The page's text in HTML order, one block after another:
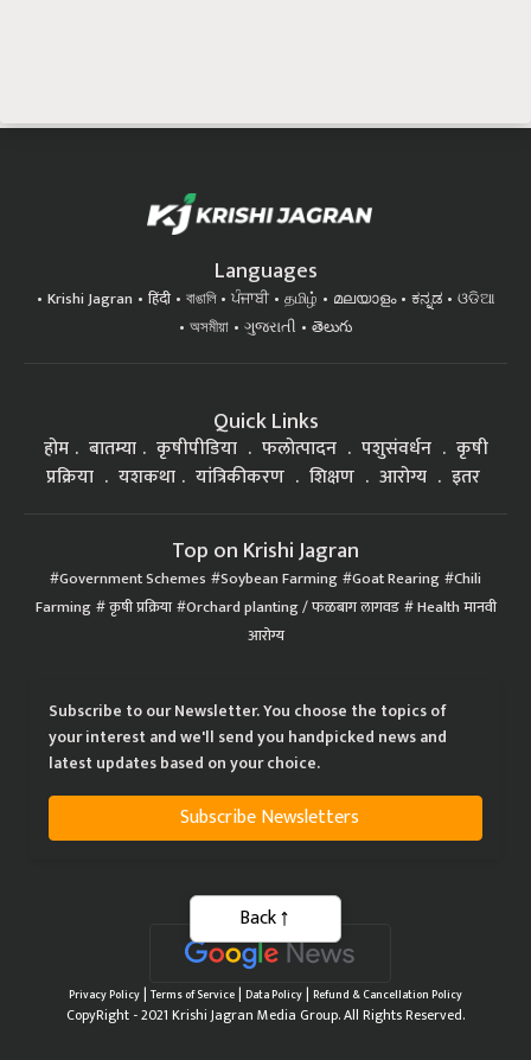
Languages
Krishi Jagran हिंदी বাঙালি ਪੰਜਾਬੀ தமிழ் മലയാളം ಕನ್ನಡ
ଓଡିଆ
অসমীয়া
ગુજરાતી తెలుగు
Quick Links
होम बातम्या कृषीपीडिया फलोत्पादन पशुसंवर्धन
कृषी
प्रक्रिया
यशकथा यांत्रिकीकरण शिक्षण आरोग्य इतर
Top on Krishi Jagran
Government Schemes Soybean Farming Goat Rearing Chili
Farming कृषी प्रक्रिया Orchard planting / फळबाग लागवड Health मानवी
आरोग्य
Subscribe to our Newsletter. You choose the topics of
your interest and we'll send you handpicked news and
latest updates based on your choice.
Subscribe Newsletters
Privacy Policy| Terms of Service| Data Policy| Refund & Cancellation Policy
CopyRight - 2021 Krishi Jagran Media Group. All Rights Reserved.
Back